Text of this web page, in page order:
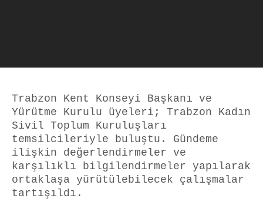
Trabzon Kent Konseyi Başkanı ve
Yürütme Kurulu üyeleri; Trabzon Kadın
Sivil Toplum Kuruluşları
temsilcileriyle buluştu. Gündeme
ilişkin değerlendirmeler ve
karşılıklı bilgilendirmeler yapılarak
ortaklaşa yürütülebilecek çalışmalar
tartışıldı.